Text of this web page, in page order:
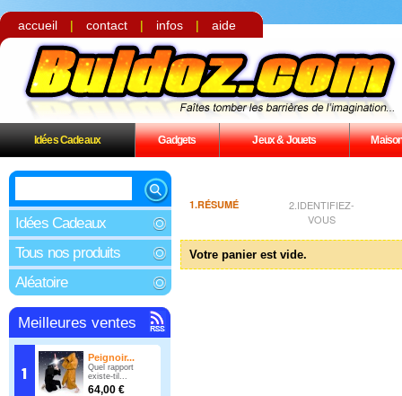
accueil | contact | infos | aide
Idées Cadeaux Gadgets Jeux & Jouets
Idées Cadeaux
Tous nos produits
Aléatoire
Meilleures ventes
Peignoir...
Quel rapport
existe-til...
64,00 €
1.RÉSUMÉ
2.IDENTIFIEZ-
VOUS
Votre panier est vide.